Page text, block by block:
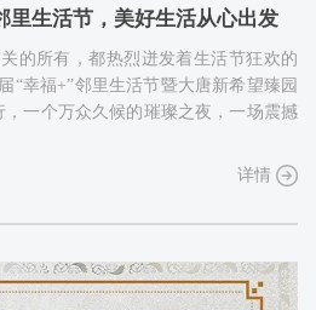
里生活节，美好生活从心出发
的所有，都热烈迸发着生活节狂欢的
“幸福+”邻里生活节暨大唐新希望臻园
，一个万众久候的璀璨之夜，一场震撼
详情